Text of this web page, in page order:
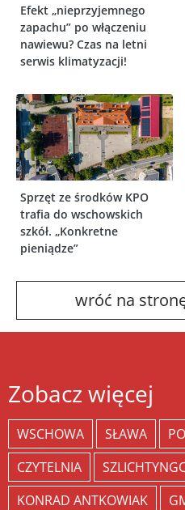
Efekt „nieprzyjemnego
zapachu” po włączeniu
nawiewu? Czas na letni
serwis klimatyzacji!
Sprzęt ze środków KPO
trafia do wschowskich
szkół. „Konkretne
pieniądze”
wróć na
Zobacz więcej
WSCHOWA SŁAWA
CZYTELNIA
KONRAD ANTKOWIAK